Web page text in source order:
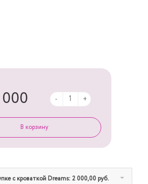
с кроваткой Dreams: 2 000,00 руб.
- +